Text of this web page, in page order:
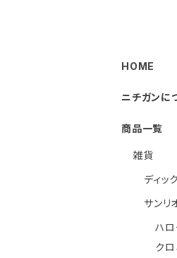
HOME
ニチガンに
商品一覧
雑貨
ディッ
サンリ
ハロ
クロ